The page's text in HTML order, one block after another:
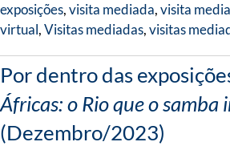
exposições,visita mediada,visita
virtual,Visitas mediadas,visitas
Por dentro das
Áfricas: o Rio que o samba
(Dezembro/2023)